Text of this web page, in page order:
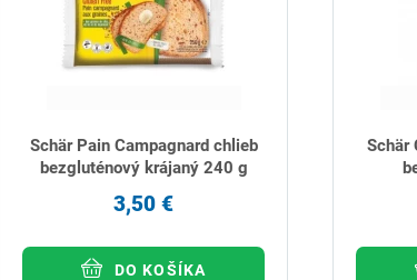
Schär Pain Campagnard chlieb
bezgluténový krájaný 240 g
3,50 €
DO KOŠÍKA
Schär